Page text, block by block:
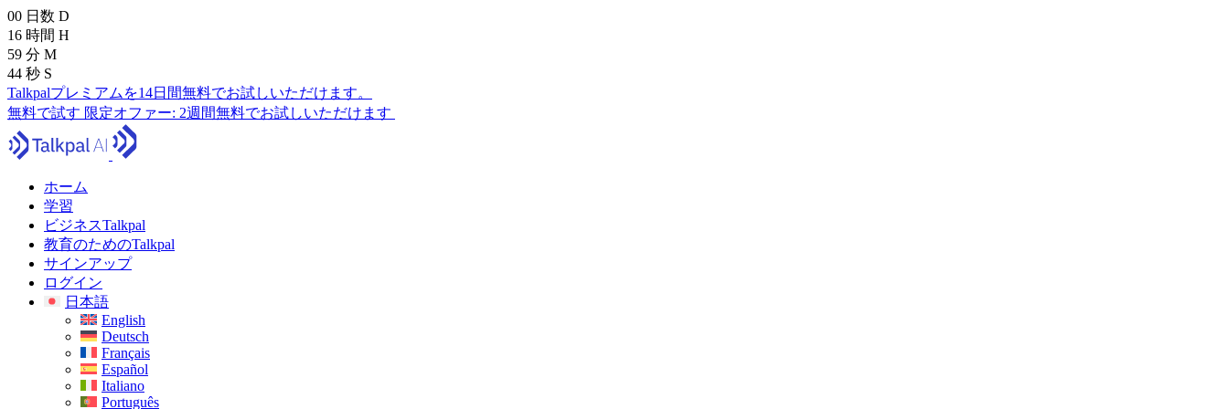
00 日数 D
16 時間 H
59 分 M
43 秒 S
Talkpalプレミアムを14日間無料でお試しいただけます。
無料で試す 限定オファー: 2週間無料でお試しいただけます
ホーム
学習
ビジネスTalkpal
教育のためのTalkpal
サインアップ
ログイン
日本語
English
Deutsch
Français
Español
Italiano
Português